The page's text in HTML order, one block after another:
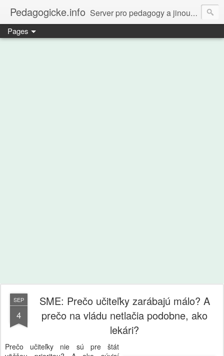
Pedagogicke.info Server pro pedagogy a jinou zvířenu
Pages
SEP
4
SME: Prečo učiteľky zarábajú málo? A
prečo na vládu netlačia podobne, ako
lekári?
Prečo učiteľky nie sú pre štát